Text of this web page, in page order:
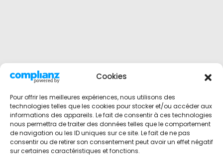
Cookies
Pour offrir les meilleures expériences, nous utilisons des
technologies telles que les cookies pour stocker et/ou accéder aux
informations des appareils. Le fait de consentir à ces technologies
nous permettra de traiter des données telles que le comportement
de navigation ou les ID uniques sur ce site. Le fait de ne pas
consentir ou de retirer son consentement peut avoir un effet négatif
sur certaines caractéristiques et fonctions.